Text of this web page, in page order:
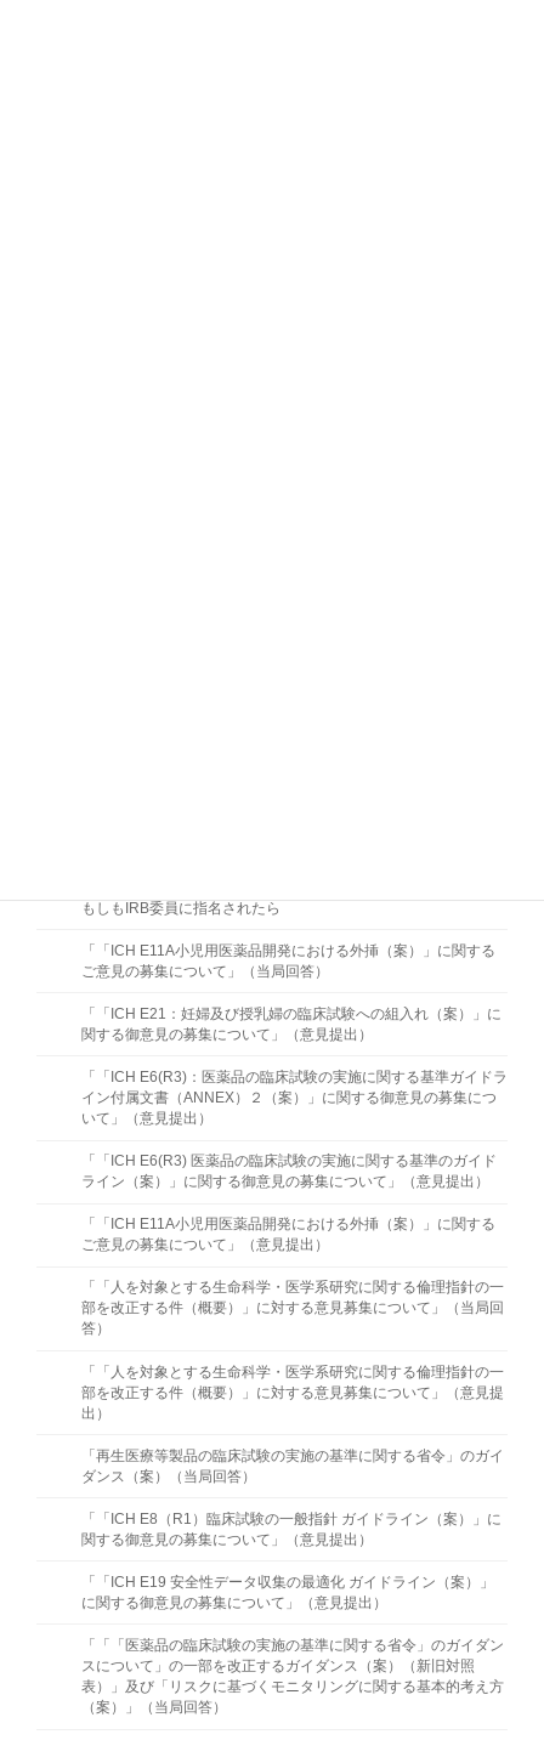
もしもIRB委員に指名されたら
「「ICH E11A小児用医薬品開発における外挿（案）」に関する
ご意見の募集について」（当局回答）
「「ICH E21：妊婦及び授乳婦の臨床試験への組入れ（案）」に
関する御意見の募集について」（意見提出）
「「ICH E6(R3)：医薬品の臨床試験の実施に関する基準ガイドラ
イン付属文書（ANNEX）２（案）」に関する御意見の募集につ
いて」（意見提出）
「「ICH E6(R3) 医薬品の臨床試験の実施に関する基準のガイド
ライン（案）」に関する御意見の募集について」（意見提出）
「「ICH E11A小児用医薬品開発における外挿（案）」に関する
ご意見の募集について」（意見提出）
「「人を対象とする生命科学・医学系研究に関する倫理指針の一
部を改正する件（概要）」に対する意見募集について」（当局回
答）
「「人を対象とする生命科学・医学系研究に関する倫理指針の一
部を改正する件（概要）」に対する意見募集について」（意見提
出）
「再生医療等製品の臨床試験の実施の基準に関する省令」のガイ
ダンス（案）（当局回答）
「「ICH E8（R1）臨床試験の一般指針 ガイドライン（案）」に
関する御意見の募集について」（意⾒提出）
「「ICH E19 安全性データ収集の最適化 ガイドライン（案）」
に関する御意見の募集について」（意⾒提出）
「「「医薬品の臨床試験の実施の基準に関する省令」のガイダン
スについて」の一部を改正するガイダンス（案）（新旧対照
表）」及び「リスクに基づくモニタリングに関する基本的考え方
（案）」（当局回答）